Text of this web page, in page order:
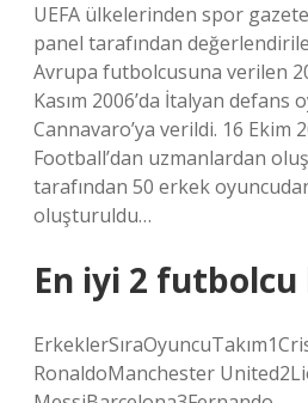
UEFA ülkelerinden spor
panel tarafından
Avrupa futbolcusuna verilen
Kasım 2006’da İtalyan defans
Cannavaro’ya verildi. 16 Ekim
Football’dan uzmanlardan
tarafından 50 erkek
oluşturuldu…
En iyi 2 futbolcu
RonaldoManchester